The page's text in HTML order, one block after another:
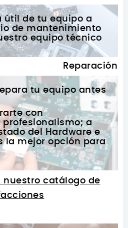
útil de tu equipo a
de mantenimiento
equipo técnico
Reparación
tu equipo antes
con
a
del Hardware e
la mejor opción para
nuestro catálogo de